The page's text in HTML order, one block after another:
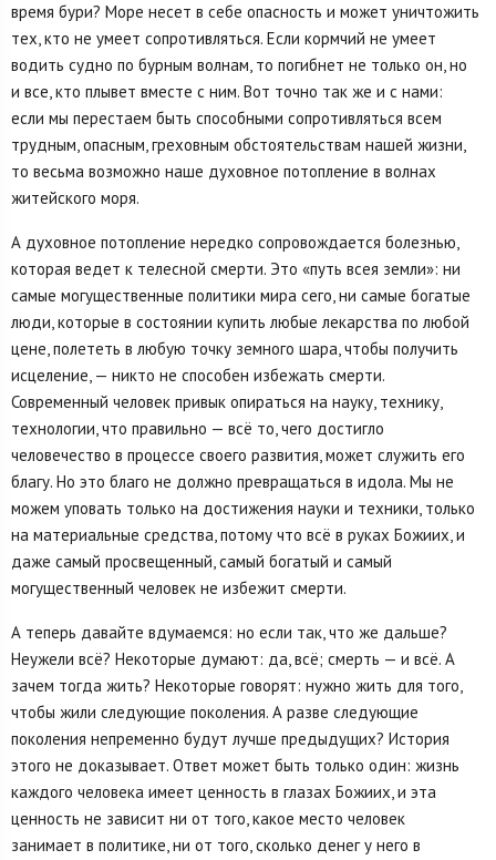
время бури? Море несет в себе опасность и может уничтожить
тех, кто не умеет сопротивляться. Если кормчий не умеет
водить судно по бурным волнам, то погибнет не только он, но
и все, кто плывет вместе с ним. Вот точно так же и с нами:
если мы перестаем быть способными сопротивляться всем
трудным, опасным, греховным обстоятельствам нашей жизни,
то весьма возможно наше духовное потопление в волнах
житейского моря.
А духовное потопление нередко сопровождается болезнью,
которая ведет к телесной смерти. Это «путь всея земли»: ни
самые могущественные политики мира сего, ни самые богатые
люди, которые в состоянии купить любые лекарства по любой
цене, полететь в любую точку земного шара, чтобы получить
исцеление, — никто не способен избежать смерти.
Современный человек привык опираться на науку, технику,
технологии, что правильно — всё то, чего достигло
человечество в процессе своего развития, может служить его
благу. Но это благо не должно превращаться в идола. Мы не
можем уповать только на достижения науки и техники, только
на материальные средства, потому что всё в руках Божиих, и
даже самый просвещенный, самый богатый и самый
могущественный человек не избежит смерти.
А теперь давайте вдумаемся: но если так, что же дальше?
Неужели всё? Некоторые думают: да, всё; смерть — и всё. А
зачем тогда жить? Некоторые говорят: нужно жить для того,
чтобы жили следующие поколения. А разве следующие
поколения непременно будут лучше предыдущих? История
этого не доказывает. Ответ может быть только один: жизнь
каждого человека имеет ценность в глазах Божиих, и эта
ценность не зависит ни от того, какое место человек
занимает в политике, ни от того, сколько денег у него в